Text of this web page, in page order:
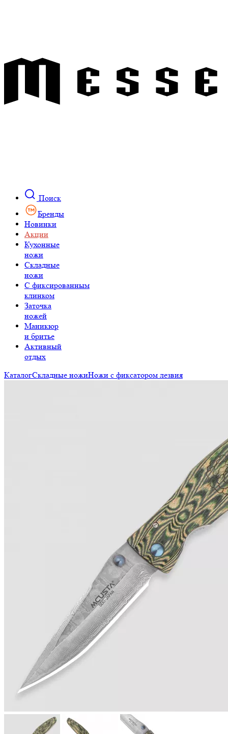
Поиск
Бренды
Новинки
Акции
Кухонные
ножи
Складные
ножи
C фиксированным
клинком
Заточка
ножей
Маникюр
и бритье
Активный
отдых
КаталогСкладные ножиНожи с фиксатором лезвия